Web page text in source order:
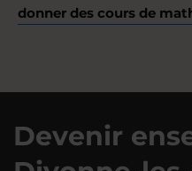
donner des cours de
Devenir